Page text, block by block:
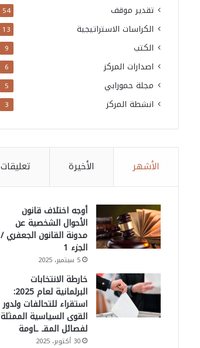
تقدير موقف 54
الكراسات الاستراتيجية 13
الكتب 9
اصدارات المركز 6
مجلة حمورابي 5
انشطة المركز 3
الأشهر الأخيرة تعليقات
أوجه اختلاف قانون
الأحوال الشخصية عن
مدونة القانون الجعفري /
الجزء 1
5 سبتمبر، 2025
خارطة الانتخابات
البرلمانية لعام 2025:
استقراء للتحالفات ولدور
القوى السياسية الممثلة
لفصائل المقـ ـاومة
30 أكتوبر، 2025